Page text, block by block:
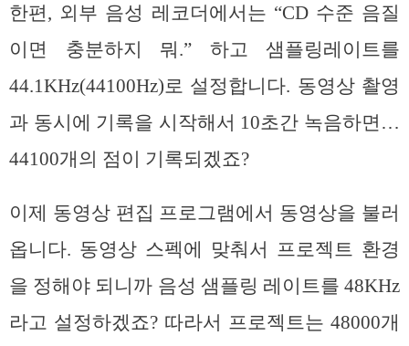
한편, 외부 음성 레코더에서는 “CD 수준 음질
이면 충분하지 뭐.” 하고 샘플링레이트를
44.1KHz(44100Hz)로 설정합니다. 동영상 촬영
과 동시에 기록을 시작해서 10초간 녹음하면…
44100개의 점이 기록되겠죠?
이제 동영상 편집 프로그램에서 동영상을 불러
옵니다. 동영상 스펙에 맞춰서 프로젝트 환경
을 정해야 되니까 음성 샘플링 레이트를 48KHz
라고 설정하겠죠? 따라서 프로젝트는 48000개